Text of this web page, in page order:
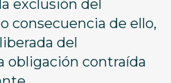
exclusión del
consecuencia de ello,
del
obligación contraída